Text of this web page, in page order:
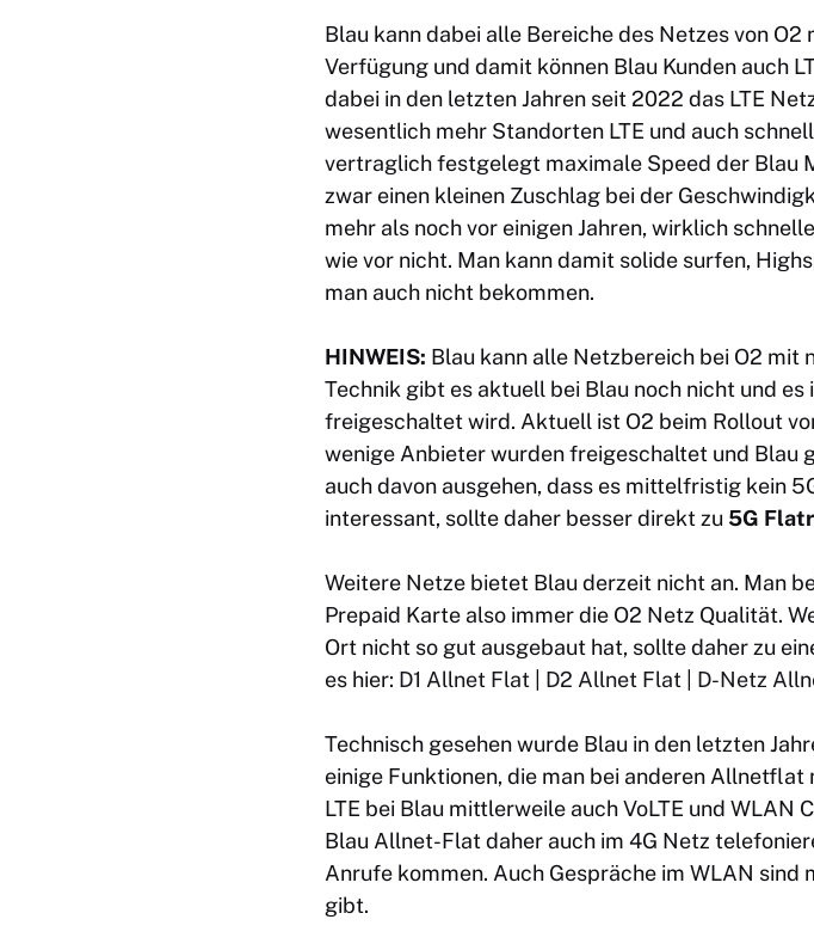
Blau kann dabei alle Bereiche des Netzes von
Verfügung und damit können Blau Kunden auch
dabei in den letzten Jahren seit 2022 das LTE
wesentlich mehr Standorten LTE und auch
vertraglich festgelegt maximale Speed der Blau
zwar einen kleinen Zuschlag bei der
mehr als noch vor einigen Jahren, wirklich
wie vor nicht. Man kann damit solide surfen,
man auch nicht bekommen.
HINWEIS: Blau kann alle Netzbereich bei O2 mit
Technik gibt es aktuell bei Blau noch nicht und
freigeschaltet wird. Aktuell ist O2 beim Rollout
wenige Anbieter wurden freigeschaltet und Blau
auch davon ausgehen, dass es mittelfristig kein
interessant, sollte daher besser direkt zu 5G
Weitere Netze bietet Blau derzeit nicht an. Man
Prepaid Karte also immer die O2 Netz Qualität.
Ort nicht so gut ausgebaut hat, sollte daher zu
es hier: D1 Allnet Flat | D2 Allnet Flat | D-Netz
Technisch gesehen wurde Blau in den letzten
einige Funktionen, die man bei anderen
LTE bei Blau mittlerweile auch VoLTE und WLAN
Blau Allnet-Flat daher auch im 4G Netz
Anrufe kommen. Auch Gespräche im WLAN
gibt.